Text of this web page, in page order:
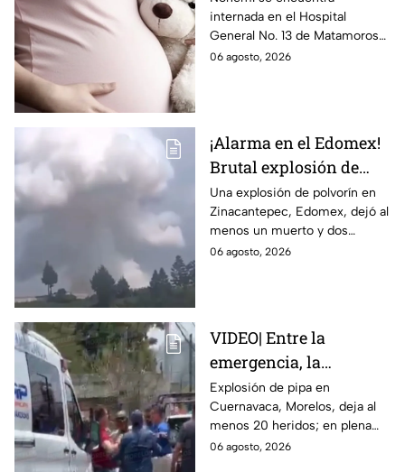
Tamaulipas; ¿qué pasó
con Nohemí?
internada en el Hospital
General No. 13 de Matamoros
tras complicaciones por un
06 agosto, 2026
¡Alarma en el Edomex!
Brutal explosión de
polvorín en Santa
María del Monte,
Zinacantepec; reportan
al menos un muerto y
Una explosión de polvorín en
Zinacantepec, Edomex, dejó al
menos un muerto y dos
heridos; autoridades atiende la
06 agosto, 2026
VIDEO| Entre la
emergencia, la
desesperación y el
llanto de un niño;
adultos desatan pelea
tras explosión de pipa
Explosión de pipa en
Cuernavaca, Morelos, deja al
menos 20 heridos; en plena
emergencia, dos hombres
06 agosto, 2026